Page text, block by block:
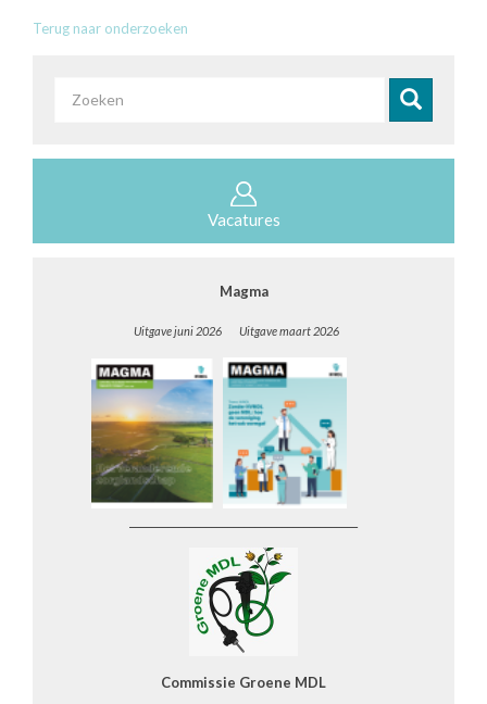
Terug naar onderzoeken
Vacatures
Magma
Uitgave juni 2026 Uitgave maart 2026
Commissie Groene MDL